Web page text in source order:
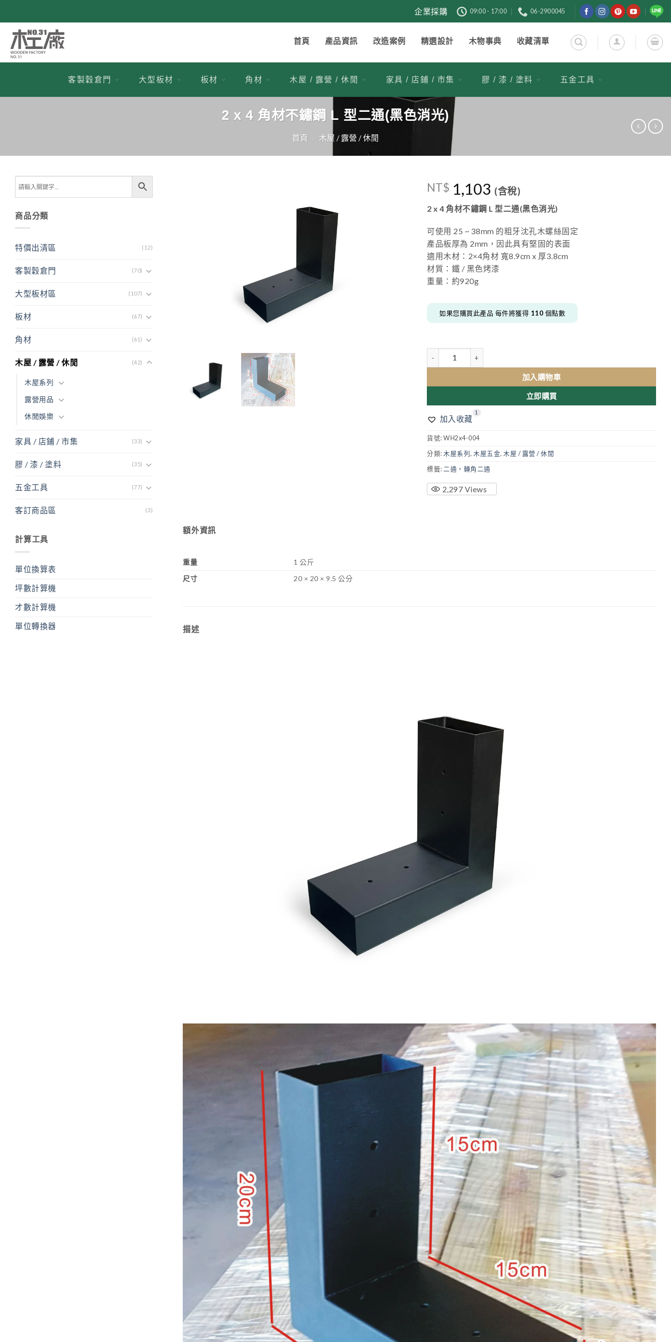
企業採購 09:00 - 17:00 06-2900045
首頁 產品資訊 改造案例 精選設計 木物事典 收藏清單
客製穀倉門 大型板材 板材 角材 木屋 / 露營 / 休閒 家具 / 店鋪 / 市集 膠 / 漆 / 塗料 五金工具
2 x 4 角材不鏽鋼 L 型二通(黑色消光)
首頁 木屋 / 露營 / 休閒
商品分類
特價出清區 (12)
客製穀倉門 (70)
大型板材區 (107)
板材 (67)
角材 (61)
木屋 / 露營 / 休閒 (42)
木屋系列
露營用品
休閒娛樂
家具 / 店鋪 / 市集 (33)
膠 / 漆 / 塗料 (35)
五金工具 (77)
客訂商品區 (3)
計算工具
單位換算表
坪數計算機
才數計算機
單位轉換器
NT$ 1,103 (含稅)
2 x 4 角材不鏽鋼 L 型二通(黑色消光)
可使用 25 ~ 38mm 的粗牙沈孔木螺絲固定
產品板厚為 2mm，因此具有堅固的表面
適用木材：2×4角材 寬8.9cm x 厚3.8cm
材質：鐵 / 黑色烤漆
重量：約920g
如果您購買此產品 每件將獲得 110 個點數
加入購物車
立即購買
加入收藏
1
貨號: WH2x4-004
分類: 木屋系列 , 木屋五金, 木屋 / 露營 / 休閒
標籤: 二通，轉角二通
2,297 Views
額外資訊
重量
1 公斤
尺寸
20 × 20 × 9.5 公分
描述